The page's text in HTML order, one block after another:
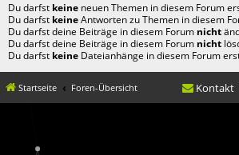
Du darfst keine neuen Themen in diesem Forum
Du darfst keineAntworten zu Themen in diesem
Du darfst deine Beiträge in diesem Forum nicht
Du darfst deine Beiträge in diesem Forum nicht
Du darfst keine Dateianhänge in diesem Forum
Startseite Foren-Übersicht Kontakt